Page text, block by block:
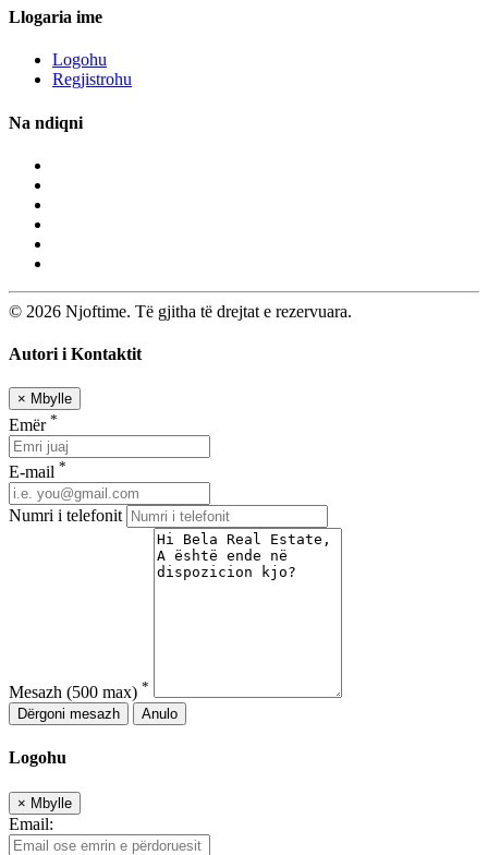
Llogaria ime
Logohu
Regjistrohu
Na ndiqni
© 2026 Njoftime. Të gjitha të drejtat e rezervuara.
Autori i Kontaktit
× Mbylle
Emër *
E-mail *
Numri i telefonit
Mesazh (500 max) *
Dërgoni mesazh
Anulo
Logohu
× Mbylle
Email: